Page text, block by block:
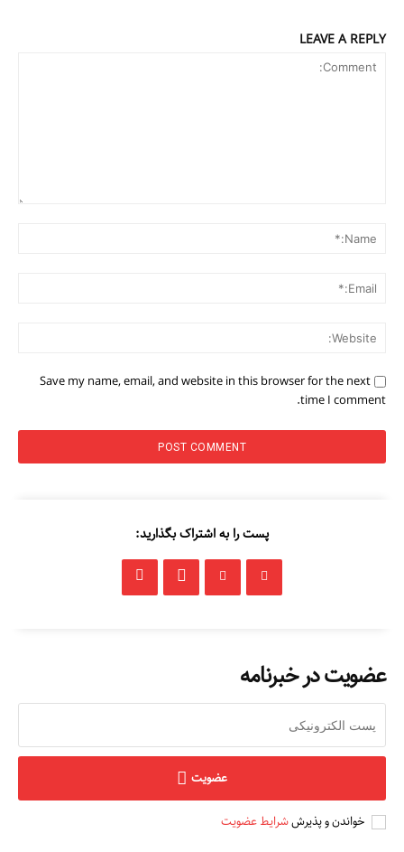
LEAVE A REPLY
Save my name, email, and website in this browser for the next
time I comment.
پست را به اشتراک بگذارید:
عضویت در خبرنامه
عضویت
خواندن و پذیرششرایط عضویت